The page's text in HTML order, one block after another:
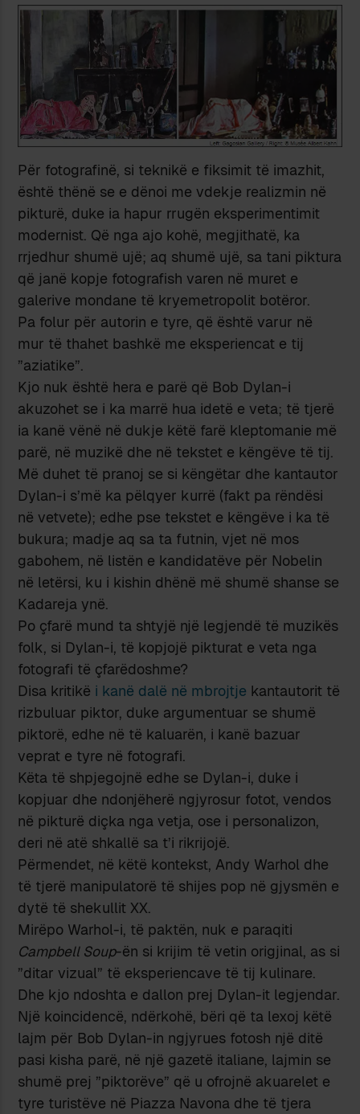
Për fotografinë, si teknikë e fiksimit të imazhit,
është thënë se e dënoi me vdekje realizmin në
pikturë, duke ia hapur rrugën eksperimentimit
modernist. Që nga ajo kohë, megjithatë, ka
rrjedhur shumë ujë; aq shumë ujë, sa tani piktura
që janë kopje fotografish varen në muret e
galerive mondane të kryemetropolit botëror.
Pa folur për autorin e tyre, që është varur në
mur të thahet bashkë me eksperiencat e tij
”aziatike”.
Kjo nuk është hera e parë që Bob Dylan-i
akuzohet se i ka marrë hua idetë e veta; të tjerë
ia kanë vënë në dukje këtë farë kleptomanie më
parë, në muzikë dhe në tekstet e këngëve të tij.
Më duhet të pranoj se si këngëtar dhe kantautor
Dylan-i s’më ka pëlqyer kurrë (fakt pa rëndësi
në vetvete); edhe pse tekstet e këngëve i ka të
bukura; madje aq sa ta futnin, vjet në mos
gabohem, në listën e kandidatëve për Nobelin
në letërsi, ku i kishin dhënë më shumë shanse se
Kadareja ynë.
Po çfarë mund ta shtyjë një legjendë të muzikës
folk, si Dylan-i, të kopjojë pikturat e veta nga
fotografi të çfarëdoshme?
Disa kritikë i kanë dalë në mbrojtje kantautorit të
rizbuluar piktor, duke argumentuar se shumë
piktorë, edhe në të kaluarën, i kanë bazuar
veprat e tyre në fotografi.
Këta të shpjegojnë edhe se Dylan-i, duke i
kopjuar dhe ndonjëherë ngjyrosur fotot, vendos
në pikturë diçka nga vetja, ose i personalizon,
deri në atë shkallë sa t’i rikrijojë.
Përmendet, në këtë kontekst, Andy Warhol dhe
të tjerë manipulatorë të shijes pop në gjysmën e
dytë të shekullit XX.
Mirëpo Warhol-i, të paktën, nuk e paraqiti
Campbell Soup-ën si krijim të vetin origjinal, as si
”ditar vizual” të eksperiencave të tij kulinare.
Dhe kjo ndoshta e dallon prej Dylan-it legjendar.
Një koincidencë, ndërkohë, bëri që ta lexoj këtë
lajm për Bob Dylan-in ngjyrues fotosh një ditë
pasi kisha parë, në një gazetë italiane, lajmin se
shumë prej ”piktorëve” që u ofrojnë akuarelet e
tyre turistëve në Piazza Navona dhe të tjera